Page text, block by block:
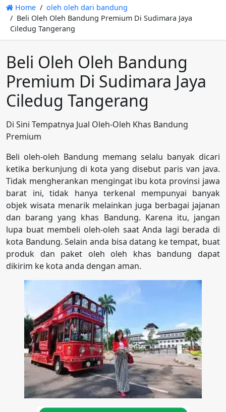
Home
oleh oleh dari bandung
Beli Oleh Oleh Bandung Premium Di Sudimara Jaya
Ciledug Tangerang
Beli Oleh Oleh Bandung
Premium Di Sudimara Jaya
Ciledug Tangerang
Di Sini Tempatnya Jual Oleh-Oleh Khas Bandung
Premium
Beli oleh-oleh Bandung memang selalu banyak dicari
ketika berkunjung di kota yang disebut paris van java.
Tidak mengherankan mengingat ibu kota provinsi jawa
barat ini, tidak hanya terkenal mempunyai banyak
objek wisata menarik melainkan juga berbagai jajanan
dan barang yang khas Bandung. Karena itu, jangan
lupa buat membeli oleh-oleh saat Anda lagi berada di
kota Bandung. Selain anda bisa datang ke tempat, buat
produk dan paket oleh oleh khas bandung dapat
dikirim ke kota anda dengan aman.